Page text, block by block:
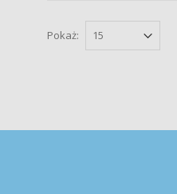
Pokaż: